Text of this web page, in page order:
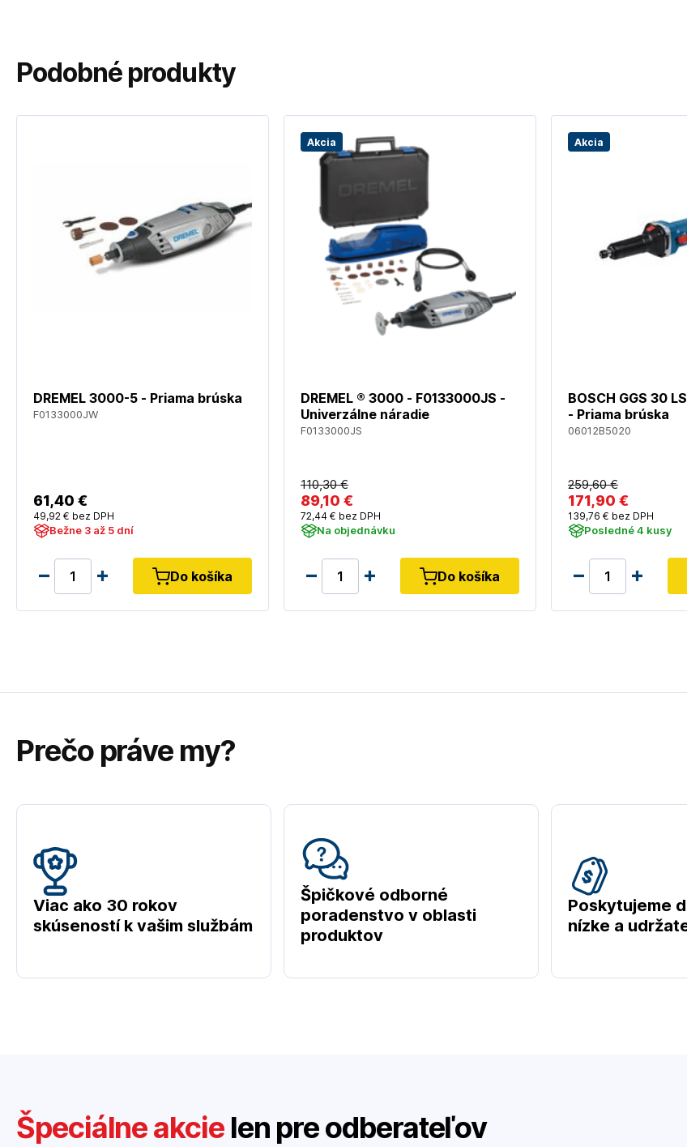
Podobné produkty
DREMEL 3000-5 - Priama brúska
F0133000JW
61,40 €
49,92 € bez DPH
Bežne 3 až 5 dní
Do košíka
Akcia
DREMEL ® 3000 - F0133000JS -
Univerzálne náradie
F0133000JS
110,30 €
89,10 €
72,44 € bez DPH
Na objednávku
Do košíka
Akcia
BOSCH GGS 30
- Priama brúska
06012B5020
259,60 €
171,90 €
139,76 € bez DPH
Posledné 4 kusy
Prečo práve my?
Viac ako 30 rokov
skúseností k vašim službám
Špičkové odborné
poradenstvo v oblasti
produktov
Poskytujeme
nízke a
Špeciálne akcielen pre odberateľov